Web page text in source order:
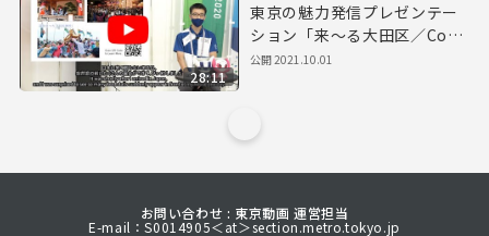
28:11
東京の魅力発信プレゼンテー
ション「来～る大田区／Cool
Ota-ku」
公開2021.10.01
お問い合わせ : 東京動画 運営担当
E-mail：S0014905＜at＞section.metro.tokyo.jp